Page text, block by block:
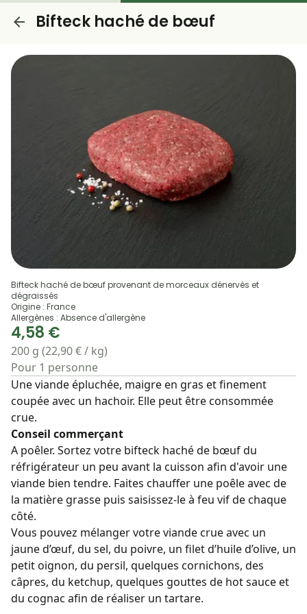
Bifteck haché de bœuf
Bifteck haché de bœuf provenant de morceaux dénervés et
dégraissés
Origine : France
Allergènes : Absence d'allergène
4,58 €
200 g (22,90 € / kg)
Pour 1 personne
Une viande épluchée, maigre en gras et finement
coupée avec un hachoir. Elle peut être consommée
crue.
Conseil commerçant
A poêler. Sortez votre bifteck haché de bœuf du
réfrigérateur un peu avant la cuisson afin d'avoir une
viande bien tendre. Faites chauffer une poêle avec de
la matière grasse puis saisissez-le à feu vif de chaque
côté.
Vous pouvez mélanger votre viande crue avec un
jaune d’œuf, du sel, du poivre, un filet d’huile d’olive, un
petit oignon, du persil, quelques cornichons, des
câpres, du ketchup, quelques gouttes de hot sauce et
du cognac afin de réaliser un tartare.